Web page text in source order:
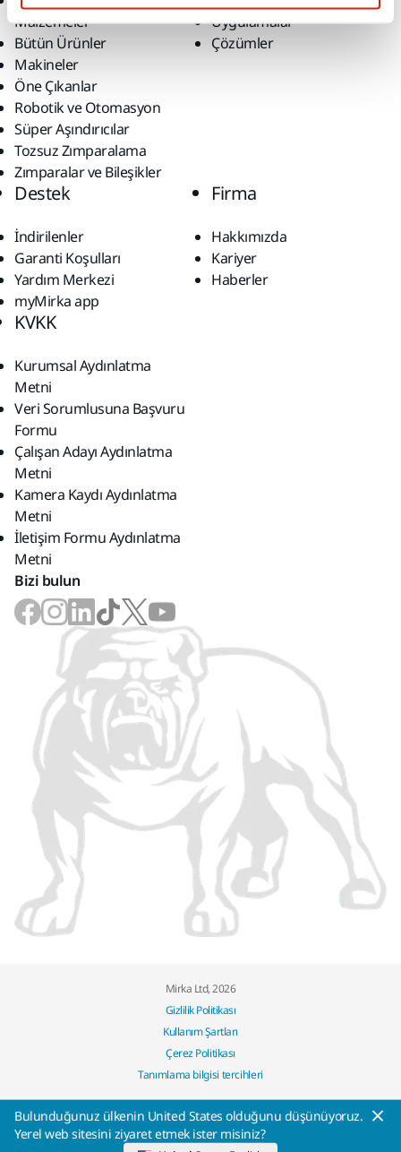
Malzemeler
Bütün Ürünler
Makineler
Öne Çıkanlar
Robotik ve Otomasyon
Süper Aşındırıcılar
Tozsuz Zımparalama
Zımparalar ve Bileşikler
Uygulamalar
Çözümler
Destek
İndirilenler
Garanti Koşulları
Yardım Merkezi
myMirka app
Firma
Hakkımızda
Kariyer
Haberler
KVKK
Kurumsal Aydınlatma
Metni
Veri Sorumlusuna Başvuru
Formu
Çalışan Adayı Aydınlatma
Metni
Kamera Kaydı Aydınlatma
Metni
İletişim Formu Aydınlatma
Metni
Bizi bulun
Mirka Ltd, 2026
Gizlilik Politikası
Kullanım Şartları
Çerez Politikası
Tanımlama bilgisi tercihleri
Bulunduğunuz ülkenin United States olduğunu düşünüyoruz.
Yerel web sitesini ziyaret etmek ister misiniz?